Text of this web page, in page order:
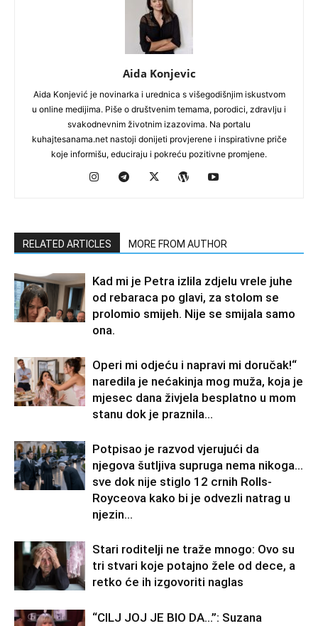
Aida Konjevic
Aida Konjević je novinarka i urednica s višegodišnjim iskustvom
u online medijima. Piše o društvenim temama, porodici, zdravlju i
svakodnevnim životnim izazovima. Na portalu
kuhajtesanama.net nastoji donijeti provjerene i inspirativne priče
koje informišu, educiraju i pokreću pozitivne promjene.
RELATED ARTICLES MORE FROM AUTHOR
Kad mi je Petra izlila zdjelu vrele juhe
od rebaraca po glavi, za stolom se
prolomio smijeh. Nije se smijala samo
ona.
Operi mi odjeću i napravi mi doručak!“
naredila je nećakinja mog muža, koja je
mjesec dana živjela besplatno u mom
stanu dok je praznila...
Potpisao je razvod vjerujući da
njegova šutljiva supruga nema nikoga…
sve dok nije stiglo 12 crnih Rolls-
Royceova kako bi je odvezli natrag u
njezin...
Stari roditelji ne traže mnogo: Ovo su
tri stvari koje potajno žele od dece, a
retko će ih izgovoriti naglas
“CILJ JOJ JE BIO DA…”: Suzana